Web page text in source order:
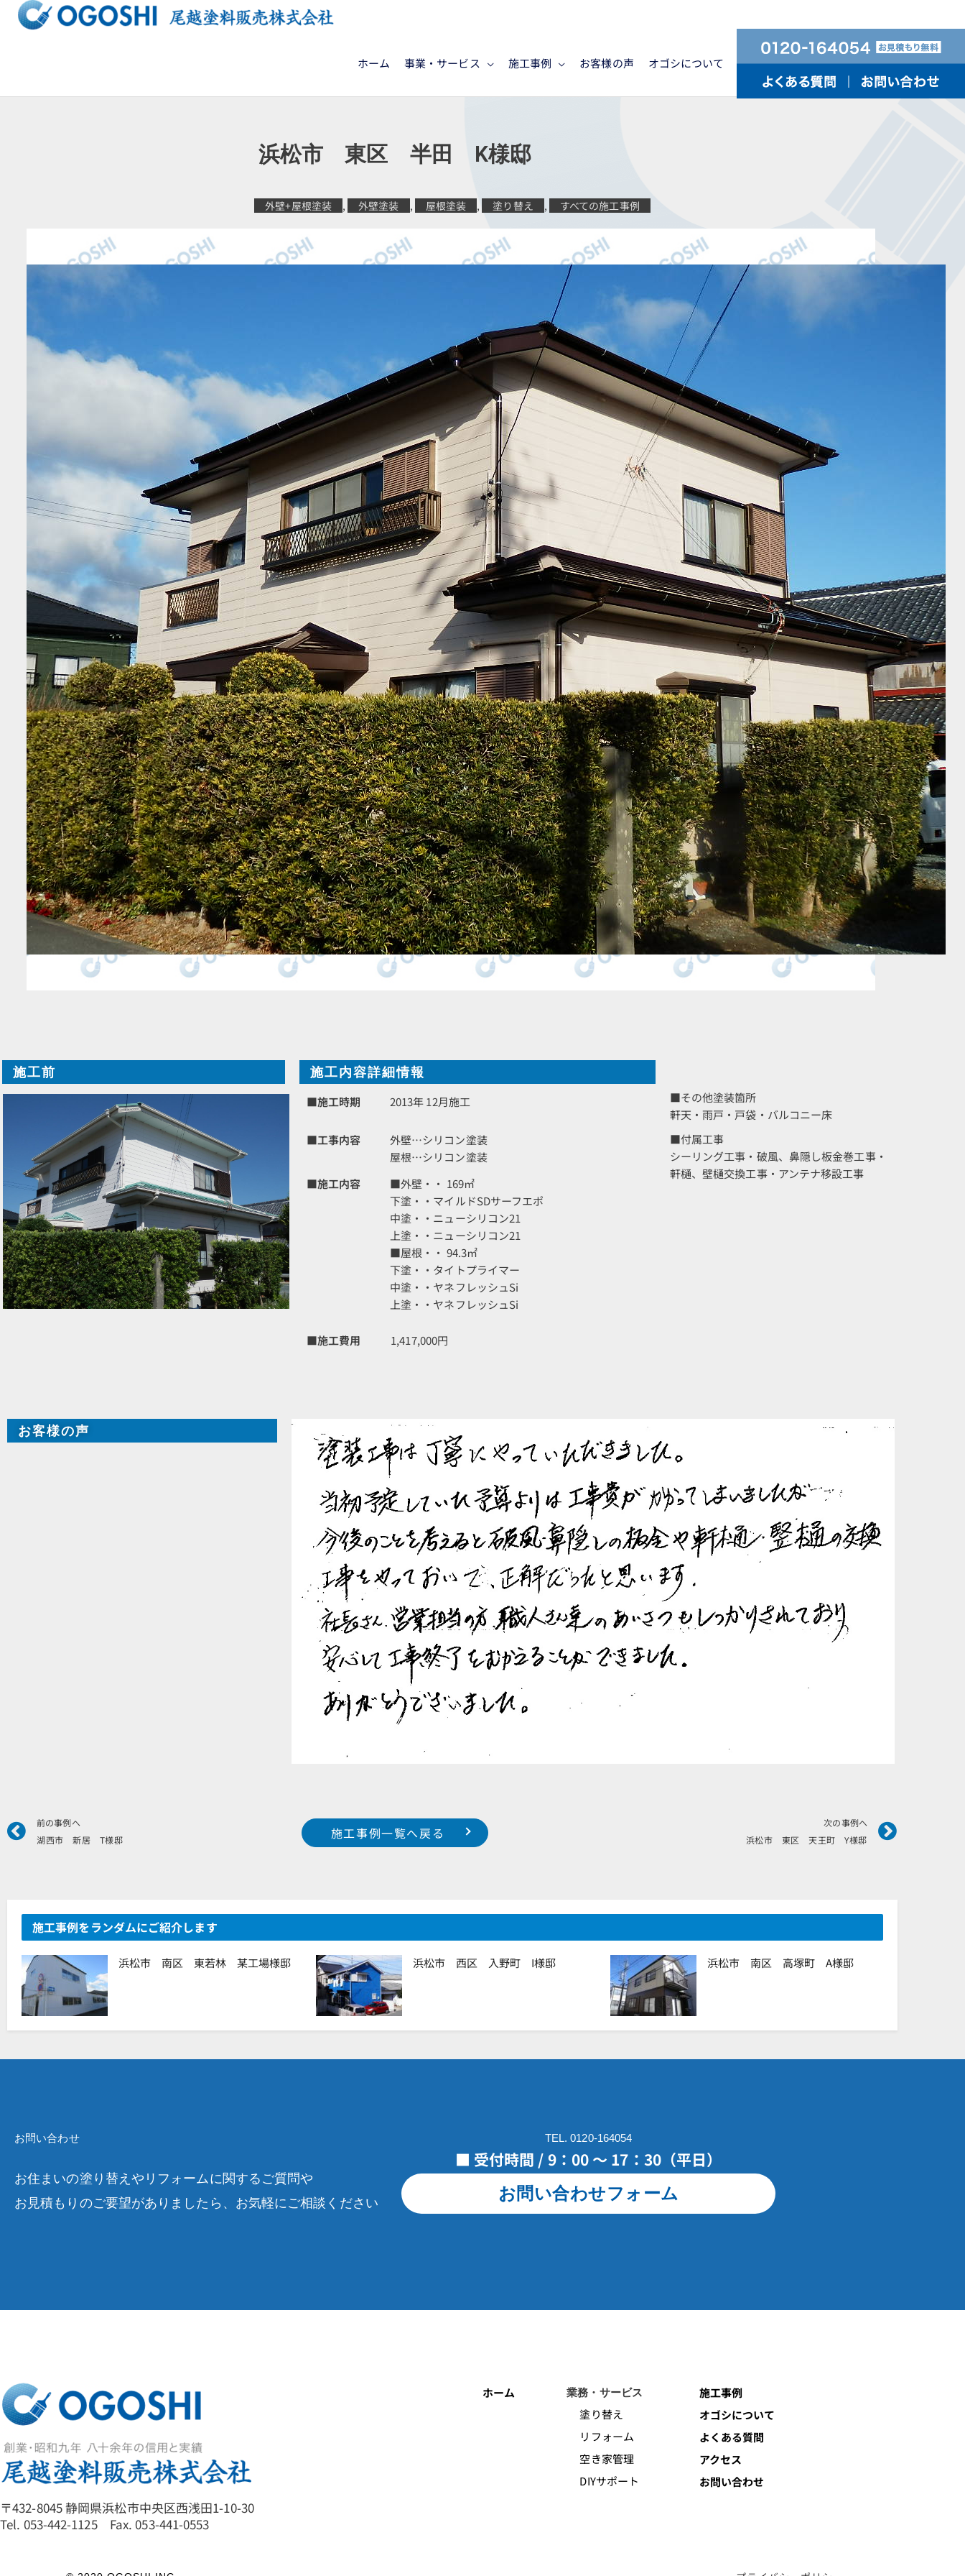
ッ
ホーム 事業・サービス 施工事例 お客様の声 オゴシについて
浜松市 東区 半田 K様邸
外壁+屋根塗装 , 外壁塗装 , 屋根塗装 , 塗り替え , すべての施工事例
施工前
施工内容詳細情報
■施工時期
2013年 12月施工
■工事内容
外壁…シリコン塗装
屋根…シリコン塗装
■施工内容
■外壁・・ 169㎡
下塗・・マイルドSDサーフエポ
中塗・・ニューシリコン21
上塗・・ニューシリコン21
■屋根・・ 94.3㎡
下塗・・タイトプライマー
中塗・・ヤネフレッシュSi
上塗・・ヤネフレッシュSi
■施工費用 1,417,000円
■その他塗装箇所
軒天・雨戸・戸袋・バルコニー床
■付属工事
シーリング工事・破風、鼻隠し板金巻工事・
軒樋、壁樋交換工事・アンテナ移設工事
お客様の声
Prev
前の事例へ
湖西市 新居 T様邸
次の事例へ
浜松市 東区 天王町 Y様邸
Next
施工事例一覧へ戻る
施工事例をランダムにご紹介します
浜松市 南区 東若林 某工場様邸 浜松市 西区 入野町 I様邸 浜松市 南区 高塚町 A様邸
お問い合わせ
お住まいの塗り替えやリフォームに関するご質問や
お見積もりのご要望がありましたら、お気軽にご相談ください
TEL. 0120-164054
■ 受付時間 / 9：00 ～ 17：30（平日）
お問い合わせフォーム
〒432-8045 静岡県浜松市中央区西浅田1-10-30
Tel. 053-442-1125 Fax. 053-441-0553
ホーム 業務・サービス
塗り替え
リフォーム
空き家管理
DIYサポート
施工事例
オゴシについて
よくある質問
アクセス
お問い合わせ